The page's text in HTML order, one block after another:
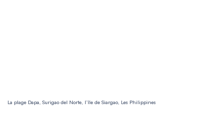
La plage Dapa, Surigao del Norte, l’île de Siargao, Les Philippines